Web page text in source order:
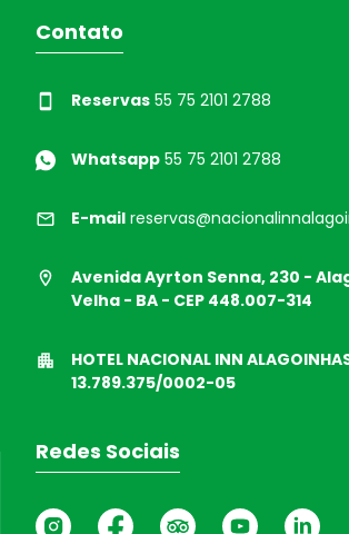
Contato
Reservas 55 75 2101 2788
Whatsapp 55 75 2101 2788
E-mail
Avenida Ayrton Senna, 230 -
Velha - BA - CEP 448.007-314
HOTEL NACIONAL INN
13.789.375/0002-05
Redes Sociais